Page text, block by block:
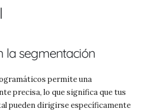
la segmentación
permite una
precisa, lo que significa que tus
pueden dirigirse específicamente